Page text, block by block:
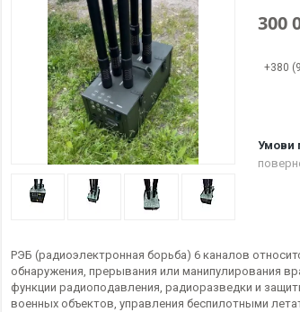
300
+380
РЭБ (радиоэлектронная борьба) 6 каналов
обнаружения, прерывания или манипулирования
функции радиоподавления, радиоразведки и
военных объектов, управления беспилотными